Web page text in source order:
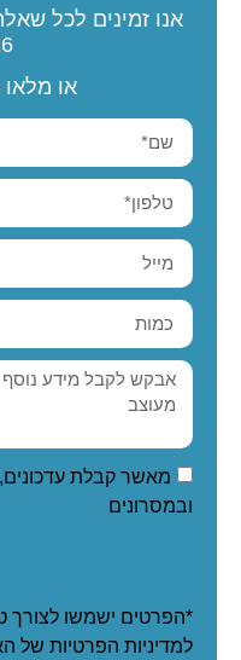
אנו זמינים לכל
או
מאשר קבלת
ובמסרונים
*הפרטים ישמשו לצורך
למדיניות הפרטיות של